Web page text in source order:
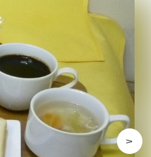
ดาวน์โหลดรูปภาพ
ข้อมูลการขนส่งระหว่างเกิดภัยพิบัติ